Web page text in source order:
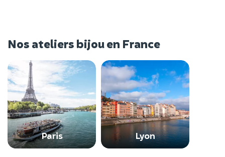
Nos ateliers bijou en France
Paris Lyon